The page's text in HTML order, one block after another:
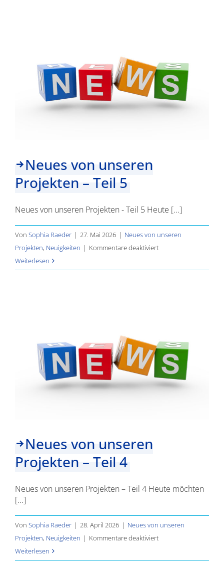
6
Neues von unseren
Projekten – Teil 5
Neues von unseren Projekten - Teil 5 Heute [...]
Von Sophia Raeder | 27. Mai 2026 | Neues von unseren
Projekten, Neuigkeiten | Kommentare deaktiviertfür
Weiterlesen
Neues von unseren
Projekten – Teil 4
Neues von unseren Projekten – Teil 4 Heute möchten
[...]
Von Sophia Raeder | 28. April 2026 | Neues von unseren
Projekten, Neuigkeiten | Kommentare deaktiviertfür
Weiterlesen